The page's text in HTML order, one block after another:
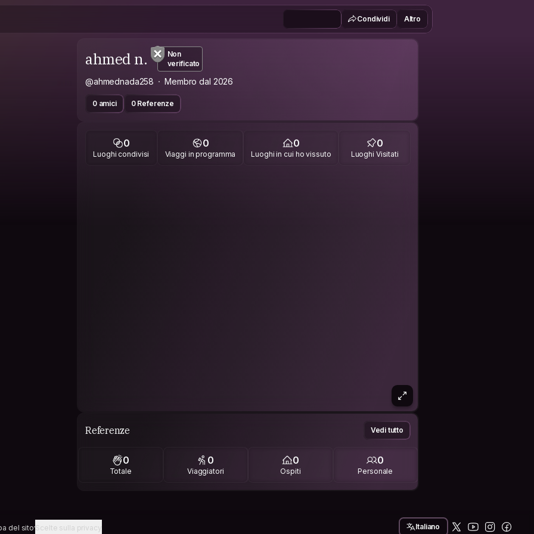
Condividi Altro
ahmed n.
Non
verificato
@ahmednada258 Membro dal 2026
0 amici 0 Referenze
0
Luoghi condivisi
0
Viaggi in programma
0
Luoghi in cui ho vissuto
0
Luoghi Visitati
Referenze Vedi tutto
0
Totale
0
Viaggiatori
0
Ospiti
0
Personale
del sitoScelte sulla privacy Italiano